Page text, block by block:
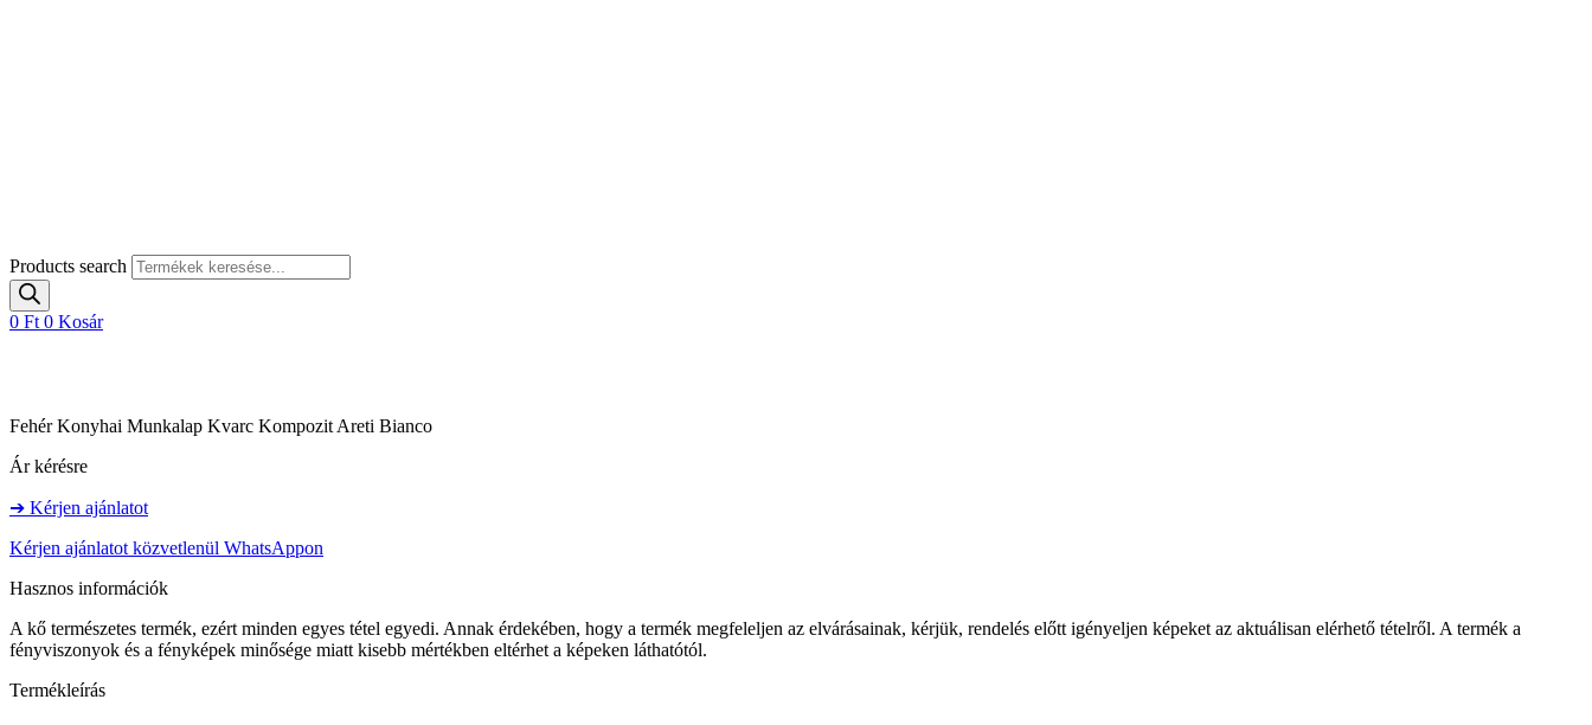
Products search
0 Ft 0 Kosár
Fehér Konyhai Munkalap Kvarc Kompozit Areti Bianco
Ár kérésre
➔ Kérjen ajánlatot
Kérjen ajánlatot közvetlenül WhatsAppon
Hasznos információk
A kő természetes termék, ezért minden egyes tétel egyedi. Annak érdekében, hogy a termék megfeleljen az elvárásainak, kérjük, rendelés előtt igényeljen képeket az aktuálisan elérhető tételről. A termék a
fényviszonyok és a fényképek minősége miatt kisebb mértékben eltérhet a képeken láthatótól.
Termékleírás